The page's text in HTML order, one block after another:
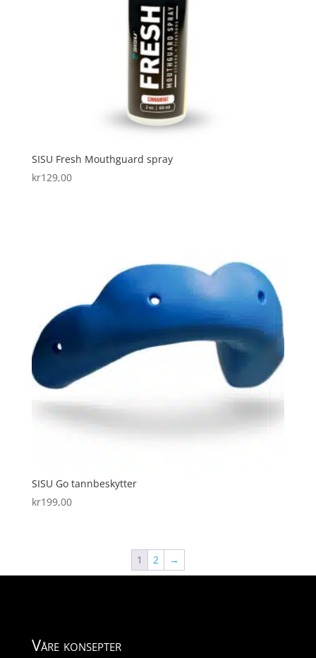
SISU Fresh Mouthguard spray
kr129,00
SISU Go tannbeskytter
kr199,00
1 2 →
Våre konsepter